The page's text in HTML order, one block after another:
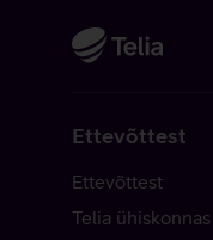
Ettevõttest
Ettevõttest
Telia ühiskonnas